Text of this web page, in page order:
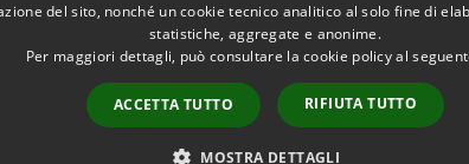
Copyright © 2026 •
del sito, nonché un cookie tecnico analitico al solo fine di
statistiche, aggregate e anonime.
Per maggiori dettagli, può consultare la cookie policy al
ACCETTA TUTTO RIFIUTA TUTTO
MOSTRA DETTAGLI